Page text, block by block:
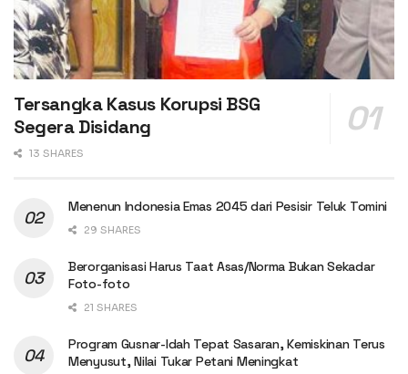
Tersangka Kasus Korupsi BSG
Segera Disidang
13 SHARES
Menenun Indonesia Emas 2045 dari Pesisir Teluk Tomini
29 SHARES
Berorganisasi Harus Taat Asas/Norma Bukan Sekadar
Foto-foto
21 SHARES
Program Gusnar-Idah Tepat Sasaran, Kemiskinan Terus
Menyusut, Nilai Tukar Petani Meningkat